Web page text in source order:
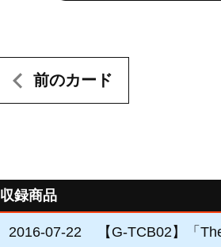
前のカード
収録商品
2016-07-22 【G-TCB02】「